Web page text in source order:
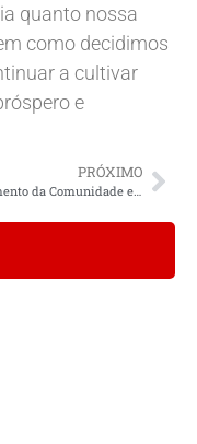
quanto nossa
como decidimos
a cultivar
e
PRÓXIMO
Engajamento da Comunidade em Eventos Locais